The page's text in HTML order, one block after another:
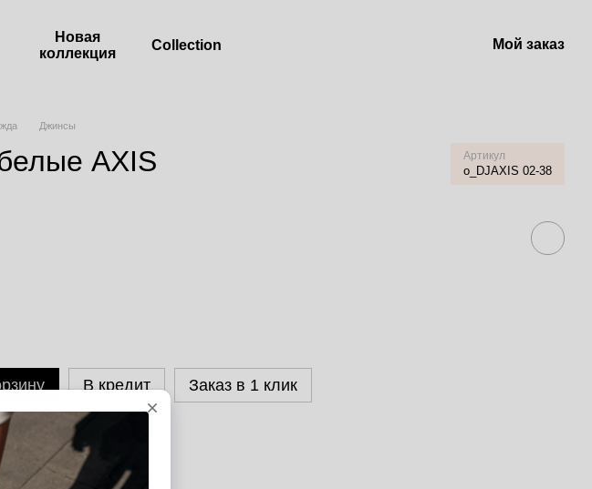
Новая
коллекция
Сollection Мой заказ
Джинсы
AXIS Артикул
o_DJAXIS 02-38
В кредит Заказ в 1 клик
грн